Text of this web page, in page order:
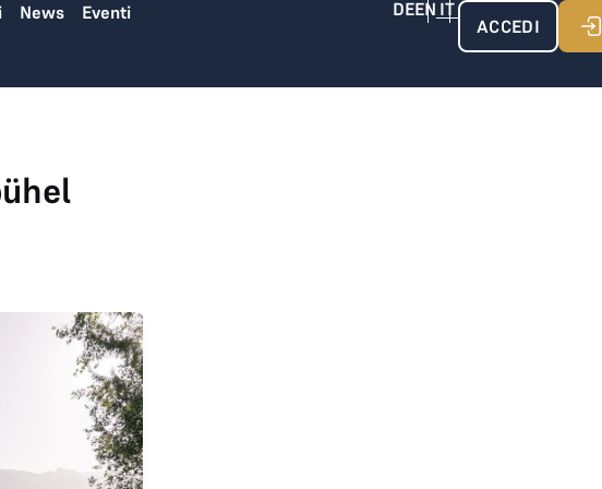
News Eventi
ACCEDI
esperienza alpina